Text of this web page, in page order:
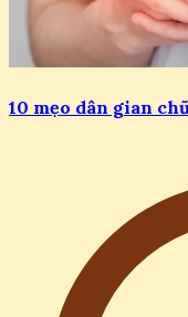
10 mẹo dân gian